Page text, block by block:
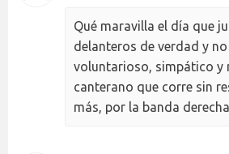
Qué maravilla el día que
delanteros de verdad y
voluntarioso, simpático y
canterano que corre sin
más, por la banda